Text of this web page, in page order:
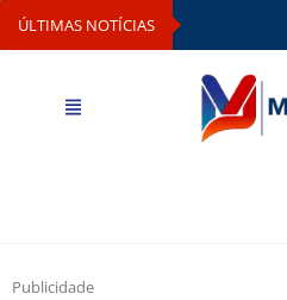
ÚLTIMAS NOTÍCIAS
Publicidade